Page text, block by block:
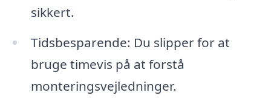
sikkert.
Tidsbesparende: Du slipper for at
bruge timevis på at forstå
monteringsvejledninger.